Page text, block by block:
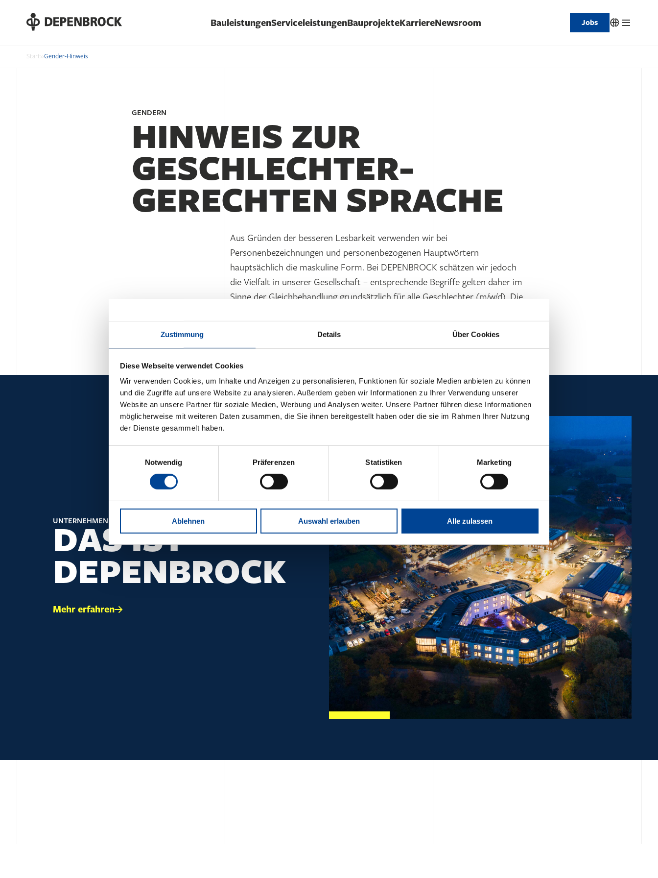
Zustimmung Details Über Cookies
Diese Webseite verwendet Cookies
Wir verwenden Cookies, um Inhalte und Anzeigen zu personalisieren, Funktionen für soziale Medien anbieten zu können
und die Zugriffe auf unsere Website zu analysieren. Außerdem geben wir Informationen zu Ihrer Verwendung unserer
Website an unsere Partner für soziale Medien, Werbung und Analysen weiter. Unsere Partner führen diese Informationen
möglicherweise mit weiteren Daten zusammen, die Sie ihnen bereitgestellt haben oder die sie im Rahmen Ihrer Nutzung
der Dienste gesammelt haben.
Notwendig
Präferenzen Statistiken Marketing
Ablehnen Auswahl erlauben Alle zulassen
BauleistungenServiceleistungenBauprojekteKarriereNewsroom Jobs
Start»Gender-Hinweis
GENDERN
HINWEIS ZUR
GESCHLECHTER­
GERECHTEN SPRACHE
Aus Gründen der besseren Lesbarkeit verwenden wir bei
Personenbezeichnungen und personenbezogenen Hauptwörtern
hauptsächlich die maskuline Form. Bei DEPENBROCK schätzen wir jedoch
die Vielfalt in unserer Gesellschaft – entsprechende Begriffe gelten daher im
Sinne der Gleichbehandlung grundsätzlich für alle Geschlechter (m/w/d). Die
UNTERNEHMEN
DAS IST
DEPENBROCK
Mehr erfahren